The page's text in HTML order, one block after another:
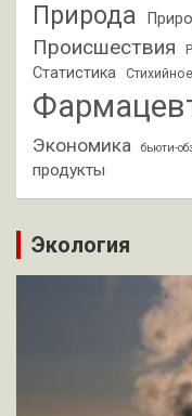
Природа
Происшествия
Статистика
Экономика бьюти-
продукты
Экология